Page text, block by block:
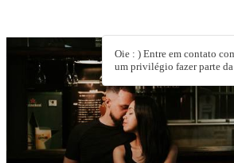
Oie : ) Entre em contato
um privilégio fazer parte